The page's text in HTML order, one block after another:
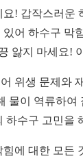
! 갑작스러운
어 하수구 막
앓지 마세요!
위생 문제와
물이 역류하
하수구 고민을
에 대한 모든